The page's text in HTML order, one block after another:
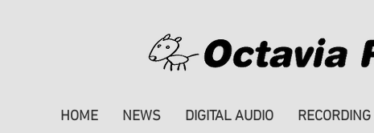
HOME NEWS DIGITAL AUDIO RECORDING